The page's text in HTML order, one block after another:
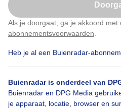
Als je doorgaat, ga je akkoord met
abonnementsvoorwaarden
Heb je al een Buienradar-
Buienradar is onderdeel van
Buienradar en DPG Media
je apparaat, locatie, browser en
Klik hierom dit